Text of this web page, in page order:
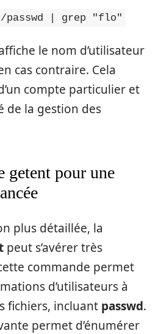
| grep "flo"
le nom d’utilisateur
cas contraire. Cela
compte particulier et
de la gestion des
getent pour une
plus détaillée, la
peut s’avérer très
commande permet
d’utilisateurs à
fichiers, incluant passwd.
permet d’énumérer